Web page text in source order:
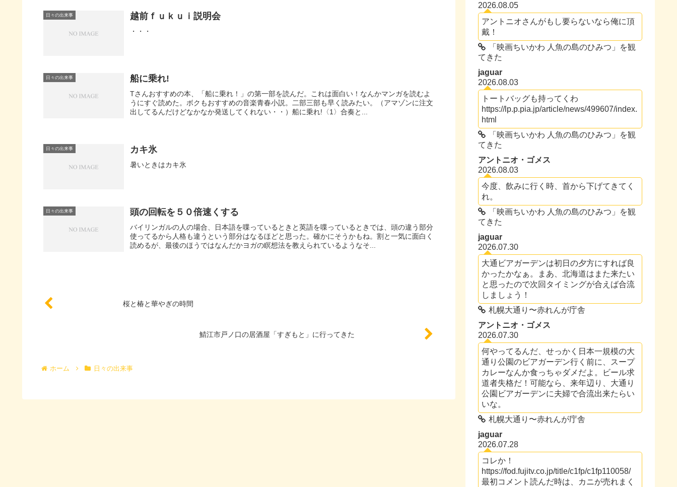
日々の出来事 越前ｆｕｋｕｉ説明会
・・・
日々の出来事 船に乗れ!
Tさんおすすめの本、「船に乗れ！」の第一部を読んだ。これは面白い！なんかマンガを読むよ
うにすぐ読めた。ボクもおすすめの音楽青春小説。二部三部も早く読みたい。（アマゾンに注文
出してるんだけどなかなか発送してくれない・・）船に乗れ!〈1〉合奏と...
日々の出来事 カキ氷
暑いときはカキ氷
日々の出来事 頭の回転を５０倍速くする
バイリンガルの人の場合、日本語を喋っているときと英語を喋っているときでは、頭の違う部分
使ってるから人格も違うという部分はなるほどと思った。確かにそうかもね。割と一気に面白く
読めるが、最後のほうではなんだかヨガの瞑想法を教えられているようなそ...
桜と椿と華やぎの時間
鯖江市戸ノ口の居酒屋「すぎもと」に行ってきた
ホーム 日々の出来事
2026.08.05
アントニオさんがもし要らないなら俺に頂
戴！
「映画ちいかわ 人魚の島のひみつ」を観
てきた
jaguar
2026.08.03
トートバッグも持ってくわ
https://lp.p.pia.jp/article/news/499607/index.
html
「映画ちいかわ 人魚の島のひみつ」を観
てきた
アントニオ・ゴメス
2026.08.03
今度、飲みに行く時、首から下げてきてく
れ。
「映画ちいかわ 人魚の島のひみつ」を観
てきた
jaguar
2026.07.30
大通ビアガーデンは初日の夕方にすれば良
かったかなぁ。まあ、北海道はまた来たい
と思ったので次回タイミングが合えば合流
しましょう！
札幌大通り〜赤れんが庁舎
アントニオ・ゴメス
2026.07.30
何やってるんだ、せっかく日本一規模の大
通り公園のビアガーデン行く前に、スープ
カレーなんか食っちゃダメだよ。ビール求
道者失格だ！可能なら、来年辺り、大通り
公園ビアガーデンに夫婦で合流出来たらい
いな。
札幌大通り〜赤れんが庁舎
jaguar
2026.07.28
コレか！
https://fod.fujitv.co.jp/title/c1fp/c1fp110058/
最初コメント読んだ時は、カニが売れまく